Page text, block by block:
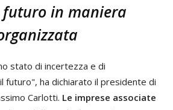
in maniera
stato di incertezza e di
futuro", ha dichiarato il presidente di
Carlotti. Le imprese associate